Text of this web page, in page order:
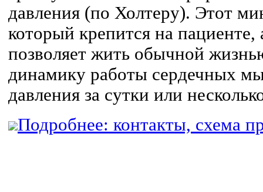
давления (по Холтеру). Этот
который крепится на
позволяет жить обычной
динамику работы сердечных
давления за сутки или
Подробнее: контакты, схема